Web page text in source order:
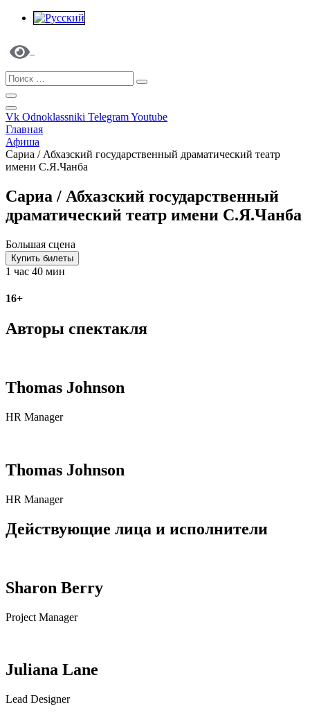
Vk Odnoklassniki TelegramYoutube
Главная
Афиша
Сариа / Абхазский государственный драматический театр
имени С.Я.Чанба
Сариа / Абхазский государственный
драматический театр имени С.Я.Чанба
Большая сцена
Купить билеты
1 час 40 мин
16+
Авторы спектакля
Thomas Johnson
HR Manager
Thomas Johnson
HR Manager
Действующие лица и исполнители
Sharon Berry
Project Manager
Juliana Lane
Lead Designer